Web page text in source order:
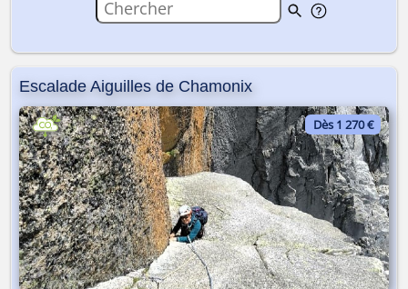
Escalade Aiguilles de Chamonix
Dès 1 270 €